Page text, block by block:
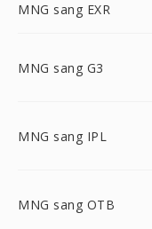
MNG sang EXR
MNG sang G3
MNG sang IPL
MNG sang OTB